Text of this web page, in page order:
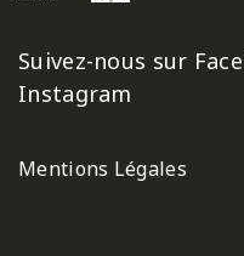
Suivez-nous sur
Instagram
Mentions Légales